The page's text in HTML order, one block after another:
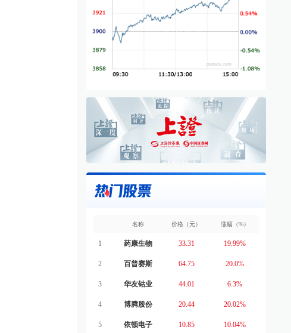
名称 价格（元） 涨幅（%）
1 药康生物 33.31 19.99%
2 百普赛斯 64.75 20.0%
3 华友钴业 44.01 6.3%
4 博腾股份 20.44 20.02%
5 依顿电子 10.85 10.04%